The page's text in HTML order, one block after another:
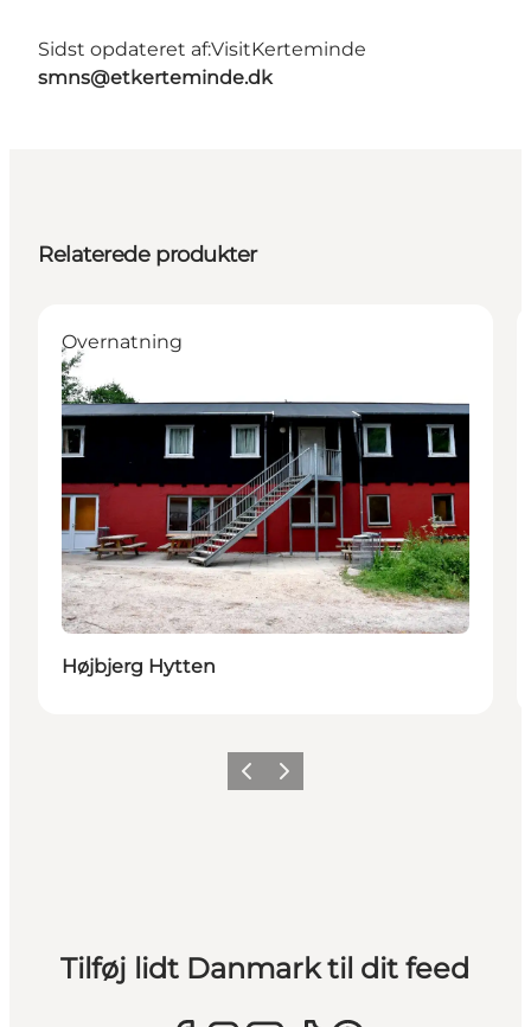
Sidst opdateret af:VisitKerteminde
smns@etkerteminde.dk
Relaterede produkter
Overnatning
Højbjerg Hytten
ForrigeNæste
Tilføj lidt Danmark til dit feed